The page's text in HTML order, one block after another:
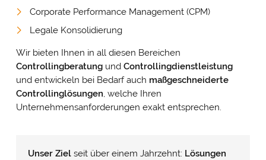
Corporate Performance Management (CPM)
Legale Konsolidierung
Wir bieten Ihnen in all diesen Bereichen
Controllingberatungund Controllingdienstleistung
und entwickeln bei Bedarf auch maßgeschneiderte
Controllinglösungen, welche Ihren
Unternehmensanforderungen exakt entsprechen.
Unser Zielseit über einem Jahrzehnt: Lösungen